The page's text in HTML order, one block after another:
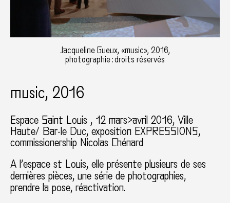
Jacqueline Gueux, «music», 2016,
photographie : droits réservés
music, 2016
Espace Saint Louis , 12 mars>avril 2016 Ville
Haute/ Bar-le Duc exposition EXPRESSIONS
commissionership Nicolas Chénard
A l’espace st Louis, elle présente plusieurs de ses
dernières pièces, une série de photographies,
prendre la pose, réactivation.